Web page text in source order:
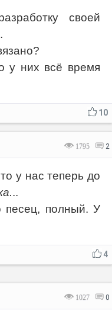
своей
.
у них всё время
10
1795 2
у нас теперь до
..
полный. У
4
1027 0